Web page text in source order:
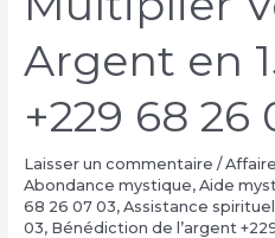
Argent en
+229 68 26
Laisser un commentaire /
Abondance mystique, Aide
68 26 07 03, Assistance
03, Bénédiction de l’argent